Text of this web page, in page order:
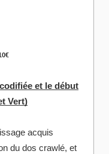
et le début
Vert)
acquis
du dos crawlé, et